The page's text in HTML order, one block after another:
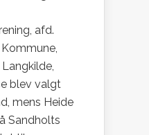
afd.
blev valgt
mens Heide
Sandholts